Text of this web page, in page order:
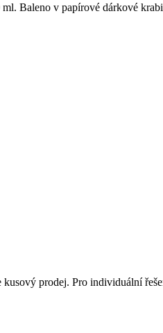
Baleno v papírové dárkové
prodej. Pro individuální